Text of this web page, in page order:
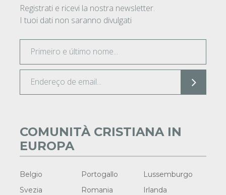
Registrati e ricevi la nostra newsletter.
I tuoi dati non saranno divulgati
COMUNITÀ CRISTIANA IN
EUROPA
Belgio Portogallo
Lussemburgo
Svezia
Romania
Irlanda